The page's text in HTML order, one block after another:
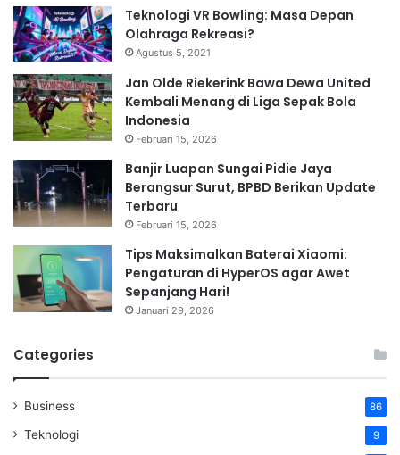
Teknologi VR Bowling: Masa Depan
Olahraga Rekreasi?
Agustus 5, 2021
Jan Olde Riekerink Bawa Dewa United
Kembali Menang di Liga Sepak Bola
Indonesia
Februari 15, 2026
Banjir Luapan Sungai Pidie Jaya
Berangsur Surut, BPBD Berikan Update
Terbaru
Februari 15, 2026
Tips Maksimalkan Baterai Xiaomi:
Pengaturan di HyperOS agar Awet
Sepanjang Hari!
Januari 29, 2026
Categories
Business 86
Teknologi 9